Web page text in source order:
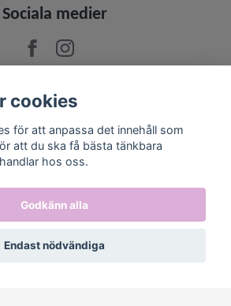
Sociala medier
på vårt nyhetsbrev
Prenumerera
cookies
för att anpassa det innehåll som
att du ska få bästa tänkbara
hos oss.
Godkänn alla
Endast nödvändiga